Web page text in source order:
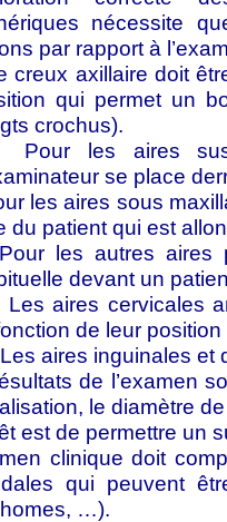
nécessite
par rapport à
creux axillaire doit
qui permet un
crochus).
Pour les aires
se place
les aires sous
du patient qui est
Pour les autres aires
devant un
Les aires cervicales
de leur
Les aires inguinales et
de l’examen
le diamètre
est de permettre un
clinique doit
qui peuvent
…).